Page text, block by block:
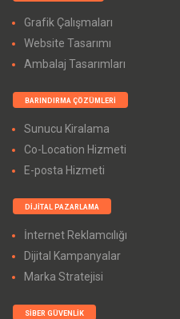
Grafik Çalışmaları
Website Tasarımı
Ambalaj Tasarımları
BARINDIRMA ÇÖZÜMLERI
Sunucu Kiralama
Co-Location Hizmeti
E-posta Hizmeti
DIJITAL PAZARLAMA
İnternet Reklamcılığı
Dijital Kampanyalar
Marka Stratejisi
SIBER GÜVENLIK